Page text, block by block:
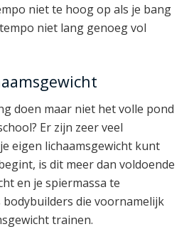
niet te hoog op als je bang
niet lang genoeg vol
doen maar niet het volle pond
Er zijn zeer veel
eigen lichaamsgewicht kunt
is dit meer dan voldoende
en je spiermassa te
die voornamelijk
trainen.